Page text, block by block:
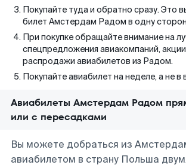
Покупайте туда и обратно сразу. Это
билет Амстердам Радом в одну
При покупке обращайте внимание на
спецпредложения авиакомпаний,
распродажи авиабилетов из Радом.
Покупайте авиабилет на неделе, а не в
Авиабилеты Амстердам Радом
или с пересадками
Вы можете добраться из
авиабилетом в страну Польша